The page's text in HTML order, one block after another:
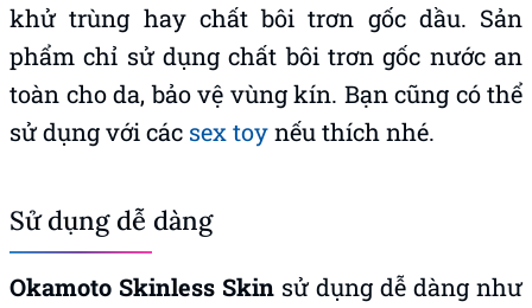
khử trùng hay chất bôi trơn gốc dầu. Sản
phẩm chỉ sử dụng chất bôi trơn gốc nước an
toàn cho da, bảo vệ vùng kín. Bạn cũng có thể
sử dụng với các sex toynếu thích nhé.
Sử dụng dễ dàng
Okamoto Skinless Skin sử dụng dễ dàng như